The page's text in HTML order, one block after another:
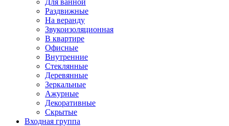
Для ванной
Раздвижные
На веранду
Звукоизоляционная
В квартире
Офисные
Внутренние
Стеклянные
Деревянные
Зеркальные
Ажурные
Декоративные
Скрытые
Входная группа